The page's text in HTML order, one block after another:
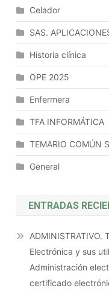
Celador
SAS.
Historia clínica
OPE 2025
Enfermera
TFA INFORMÁTICA
TEMARIO COMÚN
General
ENTRADAS
ADMINISTRATIVO.
Electrónica y sus
Administración
certificado